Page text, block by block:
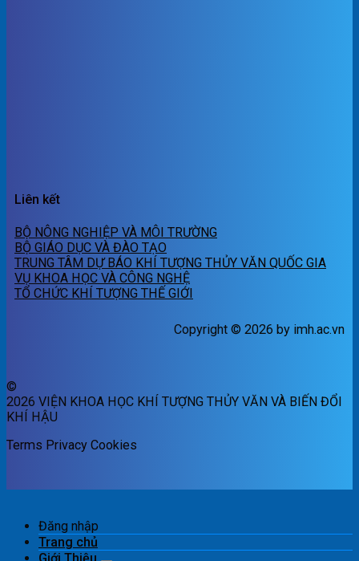
Liên kết
BỘ NÔNG NGHIỆP VÀ MÔI TRƯỜNG
BỘ GIÁO DỤC VÀ ĐÀO TẠO
TRUNG TÂM DỰ BÁO KHÍ TƯỢNG THỦY VĂN QUỐC GIA
VỤ KHOA HỌC VÀ CÔNG NGHỆ
TỔ CHỨC KHÍ TƯỢNG THẾ GIỚI
Copyright © 2026 by imh.ac.vn
©
2026 VIỆN KHOA HỌC KHÍ TƯỢNG THỦY VĂN VÀ BIẾN ĐỔI
KHÍ HẬU
Terms Privacy Cookies
Đăng nhập
Trang chủ
Giới Thiệu